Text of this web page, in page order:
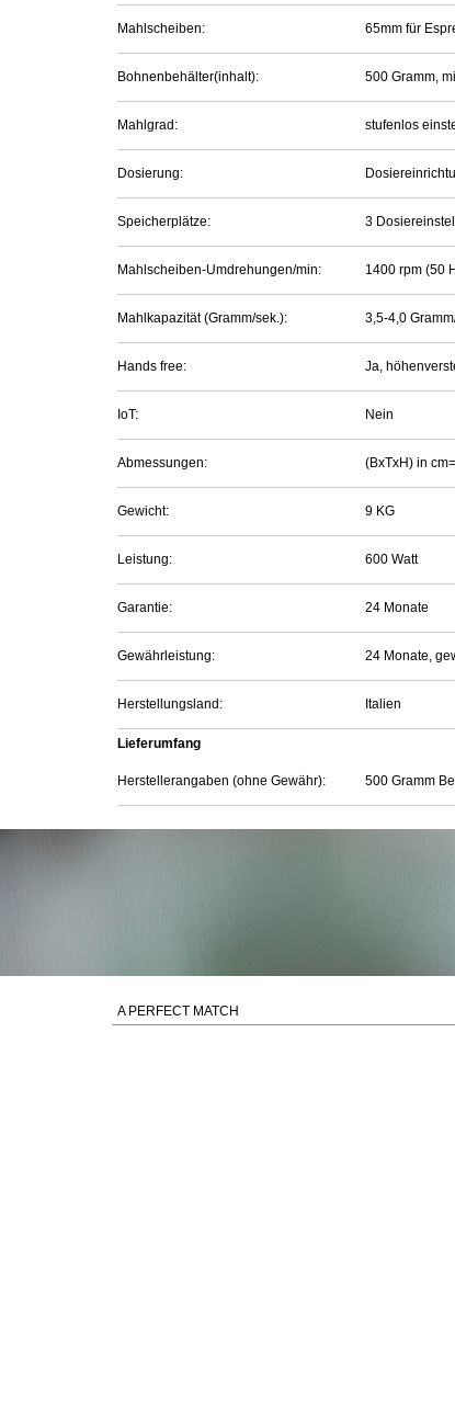
Mahlscheiben: 65mm für
Bohnenbehälter(inhalt): 500 Gramm,
Mahlgrad: stufenlos
Dosierung:
Speicherplätze: 3
Mahlscheiben-Umdrehungen/min: 1400 rpm (50
Mahlkapazität (Gramm/sek.): 3,5-4,0
Hands free: Ja,
IoT: Nein
Abmessungen: (BxTxH) in
Gewicht: 9 KG
Leistung: 600 Watt
Garantie: 24 Monate
Gewährleistung: 24 Monate,
Herstellungsland: Italien
Lieferumfang
Herstellerangaben (ohne Gewähr): 500 Gramm
A PERFECT MATCH